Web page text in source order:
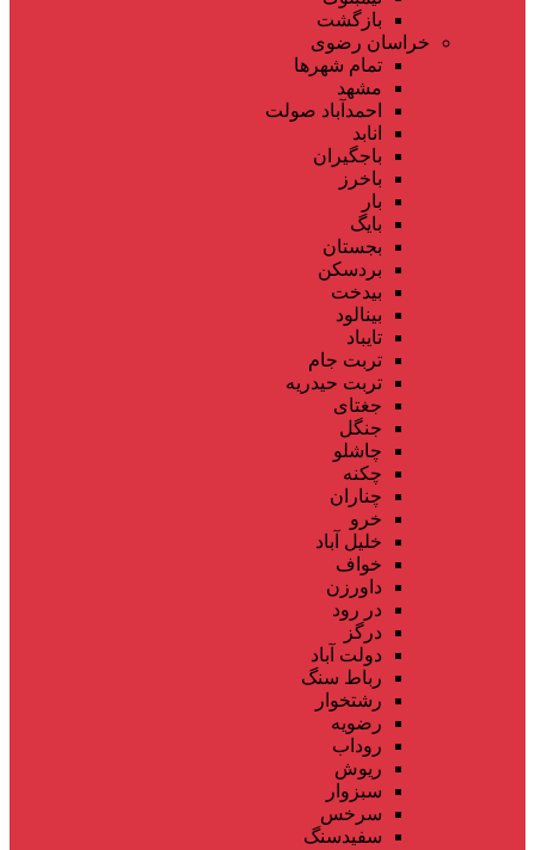
بازگشت
خراسان رضوی
تمام شهر‌ها
مشهد
احمدآباد صولت
انابد
باجگیران
باخرز
بار
بایگ
بجستان
بردسکن
بیدخت
بینالود
تایباد
تربت جام
تربت حیدریه
جغتای
جنگل
چاشلو
چکنه
چناران
خرو
خلیل آباد
خواف
داورزن
در رود
درگز
دولت آباد
رباط سنگ
رشتخوار
رضویه
روداب
ریوش
سبزوار
سرخس
سفیدسنگ